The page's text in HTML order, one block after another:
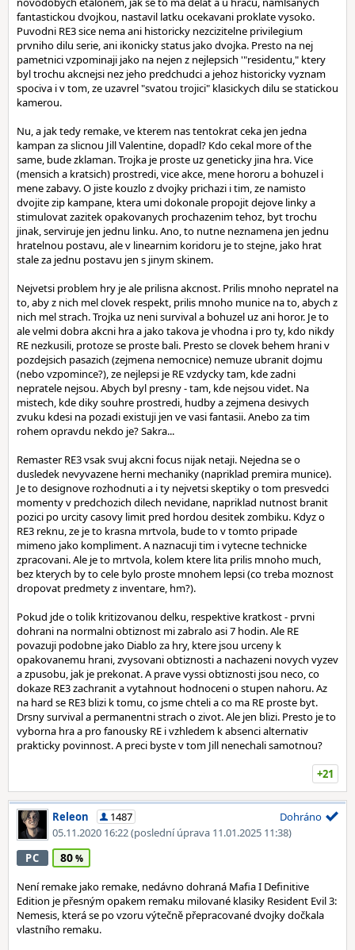
fantastickou dvojkou, nastavil latku ocekavani proklate vysoko.
Puvodni RE3 sice nema ani historicky nezcizitelne privilegium
prvniho dilu serie, ani ikonicky status jako dvojka. Presto na nej
pametnici vzpominaji jako na nejen z nejlepsich '"residentu," ktery
byl trochu akcnejsi nez jeho predchudci a jehoz historicky vyznam
spociva i v tom, ze uzavrel "svatou trojici" klasickych dilu se statickou
kamerou.
Nu, a jak tedy remake, ve kterem nas tentokrat ceka jen jedna
kampan za slicnou Jill Valentine, dopadl? Kdo cekal more of the
same, bude zklaman. Trojka je proste uz geneticky jina hra. Vice
(mensich a kratsich) prostredi, vice akce, mene hororu a bohuzel i
mene zabavy. O jiste kouzlo z dvojky prichazi i tim, ze namisto
dvojite zip kampane, ktera umi dokonale propojit dejove linky a
stimulovat zazitek opakovanych prochazenim tehoz, byt trochu
jinak, serviruje jen jednu linku. Ano, to nutne neznamena jen jednu
hratelnou postavu, ale v linearnim koridoru je to stejne, jako hrat
stale za jednu postavu jen s jinym skinem.
Nejvetsi problem hry je ale prilisna akcnost. Prilis mnoho nepratel na
to, aby z nich mel clovek respekt, prilis mnoho munice na to, abych z
nich mel strach. Trojka uz neni survival a bohuzel uz ani horor. Je to
ale velmi dobra akcni hra a jako takova je vhodna i pro ty, kdo nikdy
RE nezkusili, protoze se proste bali. Presto se clovek behem hrani v
pozdejsich pasazich (zejmena nemocnice) nemuze ubranit dojmu
(nebo vzpomince?), ze nejlepsi je RE vzdycky tam, kde zadni
nepratele nejsou. Abych byl presny - tam, kde nejsou videt. Na
mistech, kde diky souhre prostredi, hudby a zejmena desivych
zvuku kdesi na pozadi existuji jen ve vasi fantasii. Anebo za tim
rohem opravdu nekdo je? Sakra...
Remaster RE3 vsak svuj akcni focus nijak netaji. Nejedna se o
dusledek nevyvazene herni mechaniky (napriklad premira munice).
Je to designove rozhodnuti a i ty nejvetsi skeptiky o tom presvedci
momenty v predchozich dilech nevidane, napriklad nutnost branit
pozici po urcity casovy limit pred hordou desitek zombiku. Kdyz o
RE3 reknu, ze je to krasna mrtvola, bude to v tomto pripade
mimeno jako kompliment. A naznacuji tim i vytecne technicke
zpracovani. Ale je to mrtvola, kolem ktere lita prilis mnoho much,
bez kterych by to cele bylo proste mnohem lepsi (co treba moznost
dropovat predmety z inventare, hm?).
Pokud jde o tolik kritizovanou delku, respektive kratkost - prvni
dohrani na normalni obtiznost mi zabralo asi 7 hodin. Ale RE
povazuji podobne jako Diablo za hry, ktere jsou urceny k
opakovanemu hrani, zvysovani obtiznosti a nachazeni novych vyzev
a zpusobu, jak je prekonat. A prave vyssi obtiznosti jsou neco, co
dokaze RE3 zachranit a vytahnout hodnoceni o stupen nahoru. Az
na hard se RE3 blizi k tomu, co jsme chteli a co ma RE proste byt.
Drsny survival a permanentni strach o zivot. Ale jen blizi. Presto je to
vyborna hra a pro fanousky RE i vzhledem k absenci alternativ
prakticky povinnost. A preci byste v tom Jill nenechali samotnou?
+21
Releon
1487
05.11.2020 16:22(poslední úprava 11.01.2025 11:38)
Dohráno
PC 80
Není remake jako remake, nedávno dohraná Mafia I Definitive
Edition je přesným opakem remaku milované klasiky Resident Evil 3:
Nemesis, která se po vzoru výtečně přepracované dvojky dočkala
vlastního remaku.